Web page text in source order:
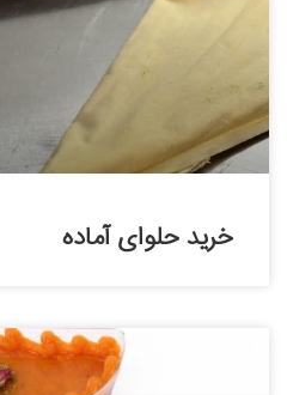
خرید حلوای آماده